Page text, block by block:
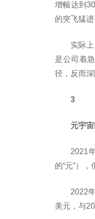
增幅达到
的突飞猛
实际
是公司着
径，反而深
3
元宇
2021
的“元”）
2022
美元，与